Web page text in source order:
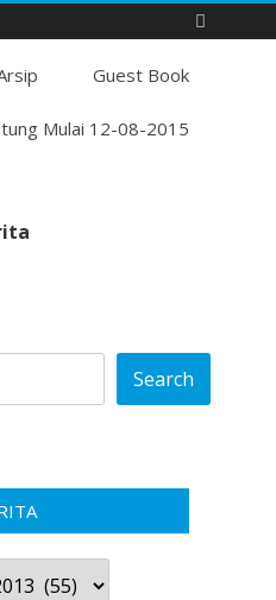
Guest Book
Mulai 12-08-2015
Search